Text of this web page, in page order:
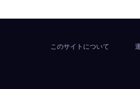
このサイトについて